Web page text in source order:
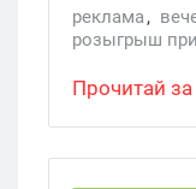
новую тачку
знает Где
реклама,
розыгрыш
Gagarin
Прочитай